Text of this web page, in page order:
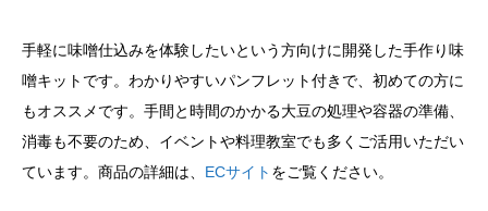
手軽に味噌仕込みを体験したいという方向けに開発した手作り味
噌キットです。わかりやすいパンフレット付きで、初めての方に
もオススメです。手間と時間のかかる大豆の処理や容器の準備、
消毒も不要のため、イベントや料理教室でも多くご活用いただい
ています。商品の詳細は、 ECサイト をご覧ください。